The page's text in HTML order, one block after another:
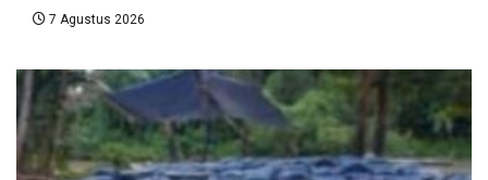
7 Agustus 2026